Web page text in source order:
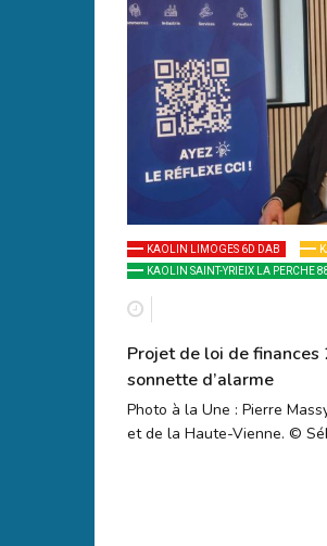
KAOLIN LIMOGES 6D DAB
KAOLIN SAINT-YRIEIX LA PERCHE
Projet de loi de
sonnette d’alarme
Photo à la Une : Pierre
et de la Haute-Vienne. ©